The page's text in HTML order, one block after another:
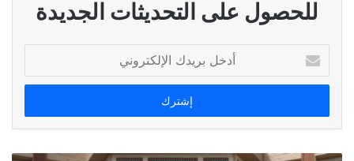
للحصول على التحديثات الجديدة
بريدك
الإلكتروني